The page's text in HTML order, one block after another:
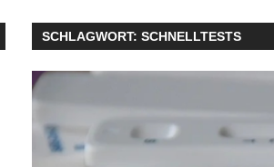
SCHLAGWORT:SCHNELLTESTS